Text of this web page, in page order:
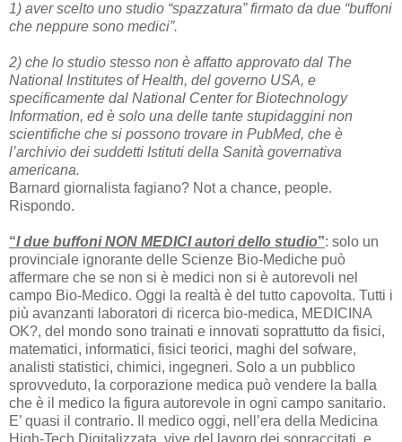
1) aver scelto uno studio “spazzatura” firmato da due “buffoni
che neppure sono medici”.
2) che lo studio stesso non è affatto approvato dal The
National Institutes of Health, del governo USA, e
specificamente dal National Center for Biotechnology
Information, ed è solo una delle tante stupidaggini non
scientifiche che si possono trovare in PubMed, che è
l’archivio dei suddetti Istituti della Sanità governativa
americana.
Barnard giornalista fagiano? Not a chance, people.
Rispondo.
“I due buffoni NON MEDICI autori dello studio”: solo un
provinciale ignorante delle Scienze Bio-Mediche può
affermare che se non si è medici non si è autorevoli nel
campo Bio-Medico. Oggi la realtà è del tutto capovolta. Tutti i
più avanzanti laboratori di ricerca bio-medica, MEDICINA
OK?, del mondo sono trainati e innovati soprattutto da fisici,
matematici, informatici, fisici teorici, maghi del sofware,
analisti statistici, chimici, ingegneri. Solo a un pubblico
sprovveduto, la corporazione medica può vendere la balla
che è il medico la figura autorevole in ogni campo sanitario.
E’ quasi il contrario. Il medico oggi, nell’era della Medicina